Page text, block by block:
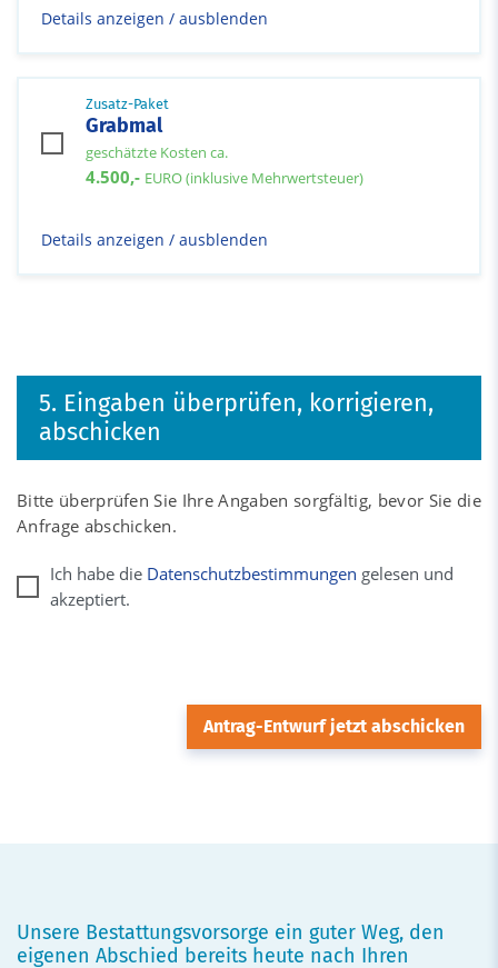
Details anzeigen / ausblenden
Zusatz-Paket
Grabmal
geschätzte Kosten ca.
4.500,- EURO (inklusive Mehrwertsteuer)
Details anzeigen / ausblenden
5. Eingaben überprüfen, korrigieren,
abschicken
Bitte überprüfen Sie Ihre Angaben sorgfältig, bevor Sie die
Anfrage abschicken.
Ich habe die Datenschutzbestimmungen gelesen und
akzeptiert.
Unsere Bestattungsvorsorge ein guter Weg, den
eigenen Abschied bereits heute nach Ihren